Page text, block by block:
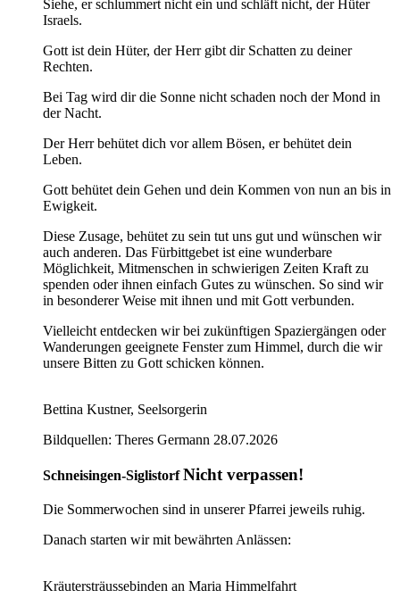
Siehe, er schlummert nicht ein und schläft nicht, der Hüter
Israels.
Gott ist dein Hüter, der Herr gibt dir Schatten zu deiner
Rechten.
Bei Tag wird dir die Sonne nicht schaden noch der Mond in
der Nacht.
Der Herr behütet dich vor allem Bösen, er behütet dein
Leben.
Gott behütet dein Gehen und dein Kommen von nun an bis in
Ewigkeit.
Diese Zusage, behütet zu sein tut uns gut und wünschen wir
auch anderen. Das Fürbittgebet ist eine wunderbare
Möglichkeit, Mitmenschen in schwierigen Zeiten Kraft zu
spenden oder ihnen einfach Gutes zu wünschen. So sind wir
in besonderer Weise mit ihnen und mit Gott verbunden.
Vielleicht entdecken wir bei zukünftigen Spaziergängen oder
Wanderungen geeignete Fenster zum Himmel, durch die wir
unsere Bitten zu Gott schicken können.
Bettina Kustner, Seelsorgerin
Bildquellen: Theres Germann 28.07.2026
Schneisingen-SiglistorfNicht verpassen!
Die Sommerwochen sind in unserer Pfarrei jeweils ruhig.
Danach starten wir mit bewährten Anlässen:
Kräutersträussebinden an Maria Himmelfahrt